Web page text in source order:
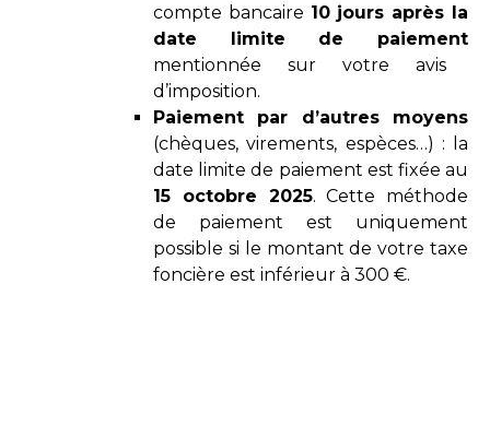
compte bancaire 10 jours après la
date limite de paiement
mentionnée sur votre avis
d’imposition.
Paiement par d’autres moyens
(chèques, virements, espèces…) : la
date limite de paiement est fixée au
15 octobre 2025. Cette méthode
de paiement est uniquement
possible si le montant de votre taxe
foncière est inférieur à 300 €.